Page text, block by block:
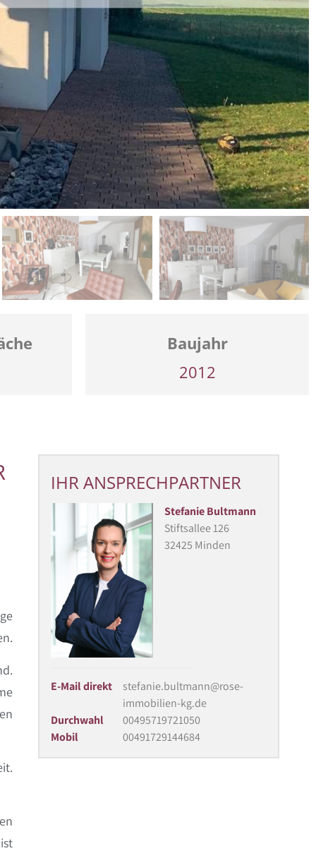
Baujahr
2012
IHR ANSPRECHPARTNER
Stefanie Bultmann
Stiftsallee 126
32425 Minden
E-Mail direkt
stefanie.bultmann@rose-
immobilien-kg.de
Durchwahl
00495719721050
Mobil
00491729144684